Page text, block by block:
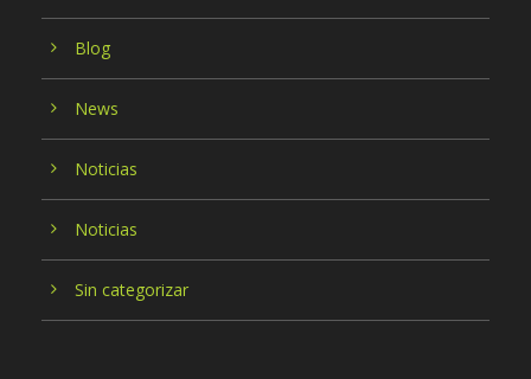
Blog
News
Noticias
Noticias
Sin categorizar